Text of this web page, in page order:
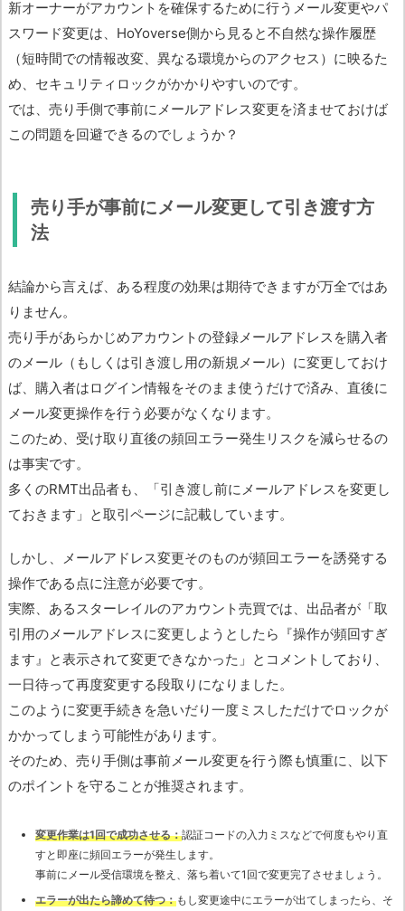
新オーナーがアカウントを確保するために行うメール変更やパ
スワード変更は、HoYoverse側から見ると不自然な操作履歴
（短時間での情報改変、異なる環境からのアクセス）に映るた
め、セキュリティロックがかかりやすいのです。
では、売り手側で事前にメールアドレス変更を済ませておけば
この問題を回避できるのでしょうか？
売り手が事前にメール変更して引き渡す方
法
結論から言えば、ある程度の効果は期待できますが万全ではあ
りません。
売り手があらかじめアカウントの登録メールアドレスを購入者
のメール（もしくは引き渡し用の新規メール）に変更しておけ
ば、購入者はログイン情報をそのまま使うだけで済み、直後に
メール変更操作を行う必要がなくなります。
このため、受け取り直後の頻回エラー発生リスクを減らせるの
は事実です。
多くのRMT出品者も、「引き渡し前にメールアドレスを変更し
ておきます」と取引ページに記載しています。
しかし、メールアドレス変更そのものが頻回エラーを誘発する
操作である点に注意が必要です。
実際、あるスターレイルのアカウント売買では、出品者が「取
引用のメールアドレスに変更しようとしたら『操作が頻回すぎ
ます』と表示されて変更できなかった」とコメントしており、
一日待って再度変更する段取りになりました。
このように変更手続きを急いだり一度ミスしただけでロックが
かかってしまう可能性があります。
そのため、売り手側は事前メール変更を行う際も慎重に、以下
のポイントを守ることが推奨されます。
変更作業は1回で成功させる：認証コードの入力ミスなどで何度もやり直
すと即座に頻回エラーが発生します。
事前にメール受信環境を整え、落ち着いて1回で変更完了させましょう。
エラーが出たら諦めて待つ：もし変更途中にエラーが出てしまったら、そ